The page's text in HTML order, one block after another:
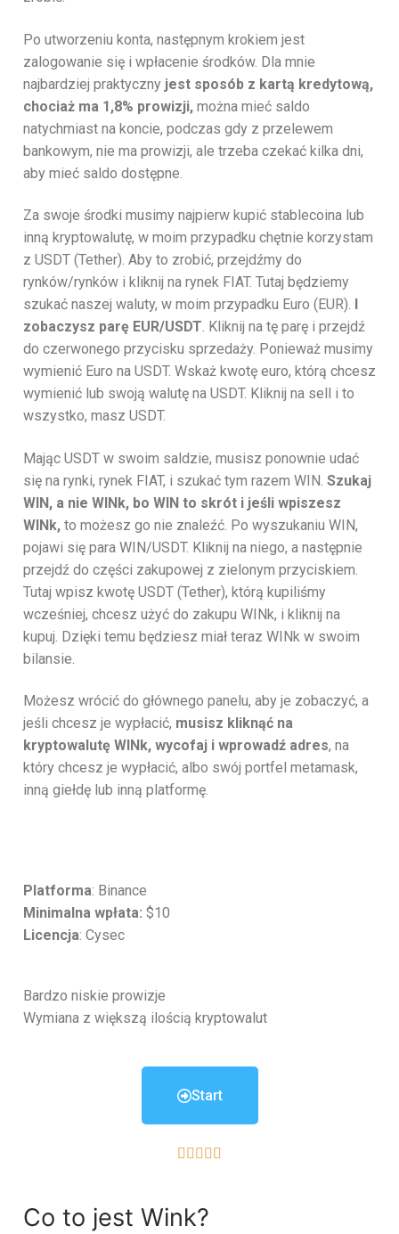
Po utworzeniu konta, następnym krokiem jest
zalogowanie się i wpłacenie środków. Dla mnie
najbardziej praktyczny jest sposób z kartą kredytową,
chociaż ma 1,8% prowizji, można mieć saldo
natychmiast na koncie, podczas gdy z przelewem
bankowym, nie ma prowizji, ale trzeba czekać kilka dni,
aby mieć saldo dostępne.
Za swoje środki musimy najpierw kupić stablecoina lub
inną kryptowalutę, w moim przypadku chętnie korzystam
z USDT (Tether). Aby to zrobić, przejdźmy do
rynków/rynków i kliknij na rynek FIAT. Tutaj będziemy
szukać naszej waluty, w moim przypadku Euro (EUR).
zobaczysz parę EUR/USDT. Kliknij na tę parę i przejdź
do czerwonego przycisku sprzedaży. Ponieważ musimy
wymienić Euro na USDT. Wskaż kwotę euro, którą chcesz
wymienić lub swoją walutę na USDT. Kliknij na sell i to
wszystko, masz USDT.
Mając USDT w swoim saldzie, musisz ponownie udać
się na rynki, rynek FIAT, i szukać tym razem WIN. Szukaj
WIN, a nie WINk, bo WIN to skrót i jeśli wpiszesz
WINk, to możesz go nie znaleźć. Po wyszukaniu WIN,
pojawi się para WIN/USDT. Kliknij na niego, a następnie
przejdź do części zakupowej z zielonym przyciskiem.
Tutaj wpisz kwotę USDT (Tether), którą kupiliśmy
wcześniej, chcesz użyć do zakupu WINk, i kliknij na
kupuj. Dzięki temu będziesz miał teraz WINk w swoim
bilansie.
Możesz wrócić do głównego panelu, aby je zobaczyć, a
jeśli chcesz je wypłacić, musisz kliknąć na
kryptowalutę WINk, wycofaj i wprowadź adres, na
który chcesz je wypłacić, albo swój portfel metamask,
inną giełdę lub inną platformę.
Platforma: Binance
Minimalna wpłata: $10
Licencja: Cysec
Bardzo niskie prowizje
Wymiana z większą ilością kryptowalut
Start
    
Co to jest Wink?